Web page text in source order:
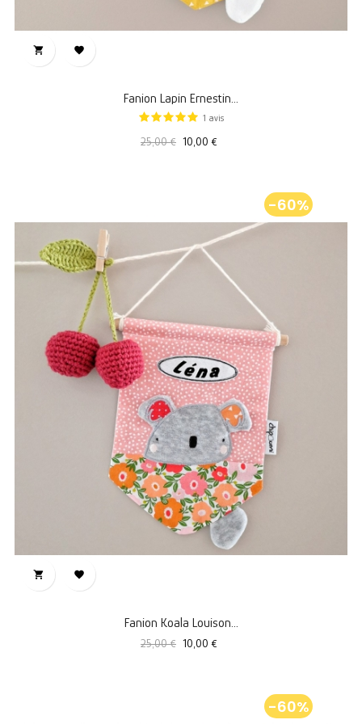
 
Fanion Lapin Ernestin...
1 avis
Prix
25,00 € Prix
10,00 €
-60%
 
Fanion Koala Louison...
Prix
25,00 € Prix
10,00 €
-60%